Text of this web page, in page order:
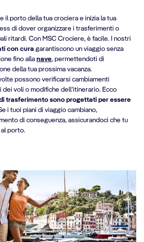
il porto della tua crociera e inizia la tua
di dover organizzare i trasferimenti o
ritardi. Con MSC Crociere, è facile. I nostri
con cura garantiscono un viaggio senza
fino alla nave, permettendoti di
della tua prossima vacanza.
possono verificarsi cambiamenti
voli o modifiche dell’itinerario. Ecco
trasferimento sono progettati per essere
i tuoi piani di viaggio cambiano,
di conseguenza, assicurandoci che tu
porto.